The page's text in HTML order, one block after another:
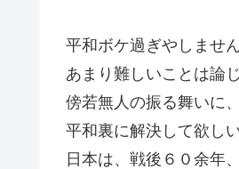
平和ボケ過ぎやしませ
あまり難しいことは論
傍若無人の振る舞いに
平和裏に解決して欲し
日本は、戦後６０余年